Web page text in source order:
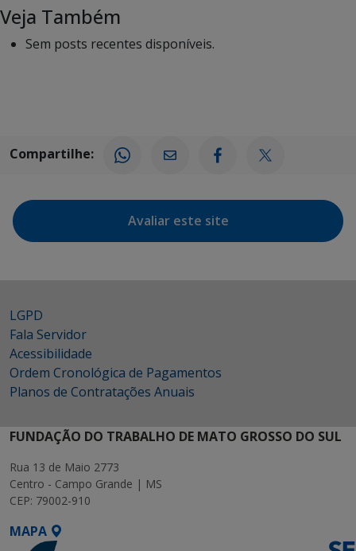
Veja Também
Sem posts recentes disponíveis.
Compartilhe:
Avaliar este site
LGPD
Fala Servidor
Acessibilidade
Ordem Cronológica de Pagamentos
Planos de Contratações Anuais
FUNDAÇÃO DO TRABALHO DE MATO GROSSO DO SUL
Rua 13 de Maio 2773
Centro - Campo Grande | MS
CEP: 79002-910
MAPA